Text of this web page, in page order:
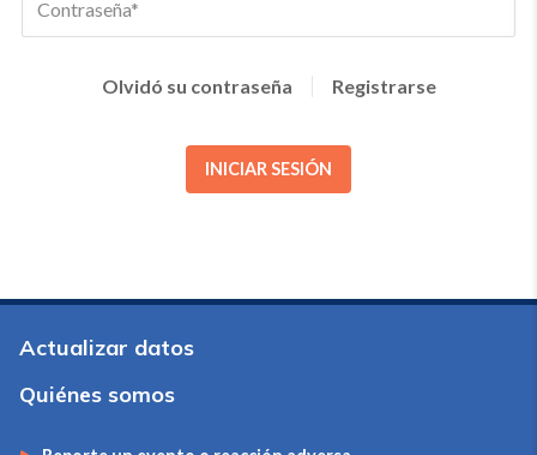
Olvidó su contraseña Registrarse
INICIAR SESIÓN
Actualizar datos
Quiénes somos